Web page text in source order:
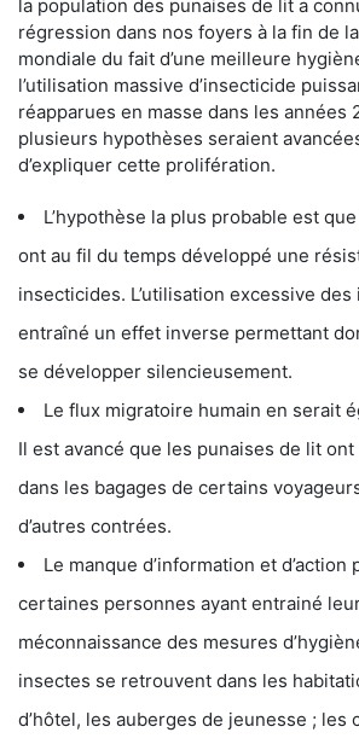
la population des punaises de lit a
régression dans nos foyers à la fin de
mondiale du fait d’une meilleure
l’utilisation massive d’insecticide
réapparues en masse dans les années
plusieurs hypothèses seraient
d’expliquer cette prolifération.
L’hypothèse la plus probable est
ont au fil du temps développé une
insecticides. L’utilisation excessive
entraîné un effet inverse permettant
se développer silencieusement.
Le flux migratoire humain en serait
Il est avancé que les punaises de lit
dans les bagages de certains
d’autres contrées.
Le manque d’information et d’action
certaines personnes ayant entrainé
méconnaissance des mesures
insectes se retrouvent dans les
d’hôtel, les auberges de jeunesse ; les